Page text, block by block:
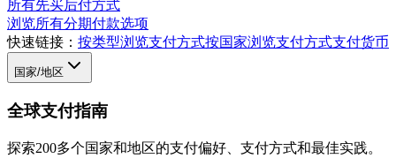
所有先买后付方式
浏览所有分期付款选项
快速链接： 按类型浏览支付方式按国家浏览支付方式支付货币
国家/地区
全球支付指南
探索200多个国家和地区的支付偏好、支付方式和最佳实践。